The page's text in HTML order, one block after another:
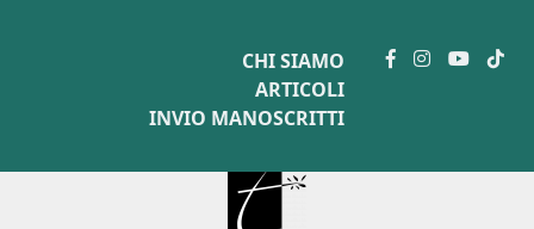
CHI SIAMO
ARTICOLI
INVIO MANOSCRITTI